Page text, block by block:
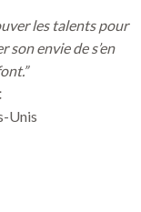
les talents pour
son envie de s’en
Unis